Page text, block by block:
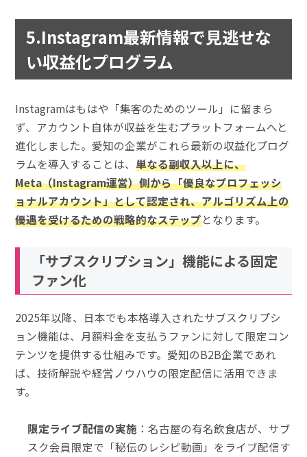
5.Instagram最新情報で見逃せな
い収益化プログラム
Instagramはもはや「集客のためのツール」に留まら
ず、アカウント自体が収益を生むプラットフォームへと
進化しました。愛知の企業がこれら最新の収益化プログ
ラムを導入することは、単なる副収入以上に、
Meta（Instagram運営）側から「優良なプロフェッシ
ョナルアカウント」として認定され、アルゴリズム上の
優遇を受けるための戦略的なステップとなります。
「サブスクリプション」機能による固定
ファン化
2025年以降、日本でも本格導入されたサブスクリプシ
ョン機能は、月額料金を支払うファンに対して限定コン
テンツを提供する仕組みです。愛知のB2B企業であれ
ば、技術解説や経営ノウハウの限定配信に活用できま
す。
限定ライブ配信の実施 ：名古屋の有名飲食店が、サブ
スク会員限定で「秘伝のレシピ動画」をライブ配信す